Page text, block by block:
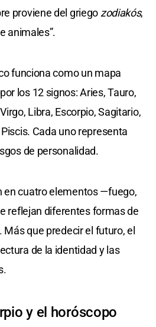
proviene del griego zodiakós,
animales”.
funciona como un mapa
los 12 signos: Aries, Tauro,
Libra, Escorpio, Sagitario,
Cada uno representa
de personalidad.
en cuatro elementos —fuego,
reflejan diferentes formas de
Más que predecir el futuro, el
de la identidad y las
y el horóscopo